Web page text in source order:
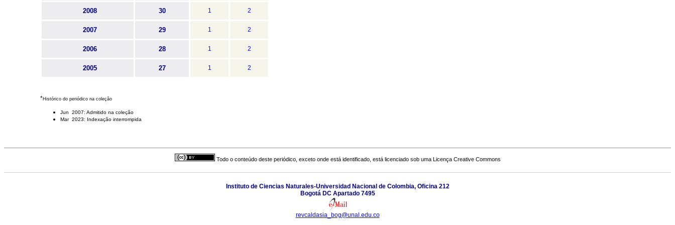
2008 30 1 2
2007 29 1 2
2006 28 1 2
2005 27 1 2
*Histórico do periódico na coleção
Jun 2007: Admitido na coleção
Mar 2023: Indexação interrompida
Todo o conteúdo deste periódico, exceto onde está identificado, está licenciado sob uma Licença Creative Commons
Instituto de Ciencias Naturales-Universidad Nacional de Colombia, Oficina 212
Bogotá DC Apartado 7495
revcaldasia_bog@unal.edu.co